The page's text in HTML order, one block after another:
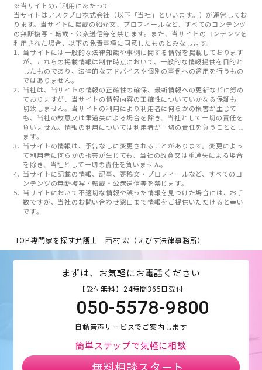
※当サイトのご利用にあたって
当サイトはアスクプロ株式会社（以下「当社」といいます。）が運営してお
ります。当サイトに掲載の紹介文、プロフィールなど、すべてのコンテンツ
の無断複写・転載・公衆送信等を禁じます。また、当サイトのコンテンツを
利用された場合、以下の免責事項に同意したものとみなします。
当サイトには一般的な法律知識や事例に関する情報を掲載しております
が、これらの掲載情報は制作時点において、一般的な情報提供を目的と
したものであり、法律的なアドバイスや個別の事例への適用を行うもの
ではありません。
当社は、当サイトの情報の正確性の確保、最新情報への更新などに努め
ておりますが、当サイトの情報内容の正確性についていかなる保証も一
切致しません。当サイトの利用により利用者に何らかの損害が生じて
も、当社の故意又は重過失による場合を除き、当社として一切の責任を
負いません。情報の利用については利用者が一切の責任を負うこととし
ます。
当サイトの情報は、予告なしに変更されることがあります。変更によっ
て利用者に何らかの損害が生じても、当社の故意又は重過失による場合
を除き、当社として一切の責任を負いません。
当サイトに記載の情報、記事、寄稿文・プロフィールなど、すべてのコ
ンテンツの無断複写・転載・公衆送信等を禁じます。
当サイトにおいて不適切な情報や誤った情報を見つけた場合には、お手
数ですが、当社のお問い合わせ窓口まで情報をご提供いただけると幸い
です。
TOP専門家を探す弁護士 西村 宏（えびす法律事務所）
まずは、お気軽にお電話ください
【受付無料】24時間365日受付
050-5578-9800
自動音声サービスでご案内します
簡単ステップで気軽に相談
無料相談スタート